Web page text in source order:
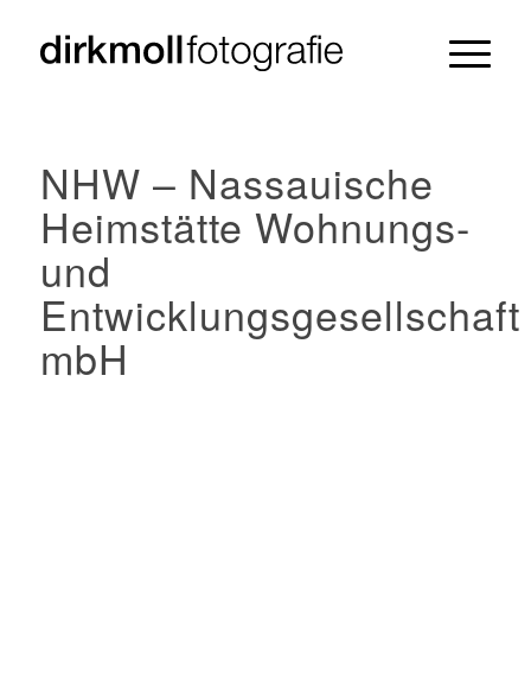
NHW – Nassauische
Heimstätte Wohnungs-
und
Entwicklungsgesellschaft
mbH